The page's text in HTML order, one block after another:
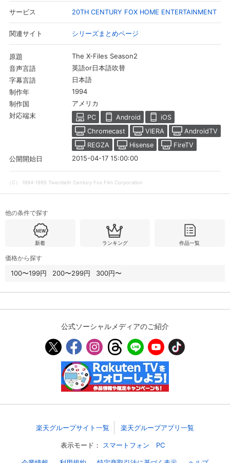
会員情報 閉じる
会員情報変更
基本情報、本人連絡先、パスワード 、クレ
ジットカード情報の変更が可能です。
決済方法変更 決済方法の変更が可能です。
レンタル、購入、定額見放題の購入履歴の
確認が可能です。こちらから視聴いただく
と便利です。
お気に入りに登録した作品を確認できま
す。お気に入りに追加した作品の削除も可
能です。
サイト内の閲覧履歴を確認できます。履歴
能です。5段階の年齢区分から選択できま
サービス 20TH CENTURY FOX HOME ENTERTAINMENT
関連サイト シリーズまとめページ
原題 The X-Files Season2
音声言語 英語or日本語吹替
字幕言語 日本語
制作年 1994
制作国 アメリカ
対応端末 PC Android
iOS
Chromecast
VIERA
AndroidTV
REGZA
Hisense
FireTV
公開開始日
2015-04-17 15:00:00
（C） 1994-1995 Twentieth Century Fox Film Corporation
他の条件で探す
新着 ランキング 作品一覧
価格から探す
100〜199円 200〜299円 300円〜
公式ソーシャルメディアのご紹介
楽天グループサイト一覧 楽天グループアプリ一覧
表示モード： スマートフォン PC